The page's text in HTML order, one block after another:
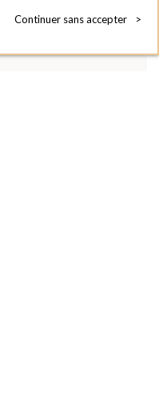
Continuer sans accepter >